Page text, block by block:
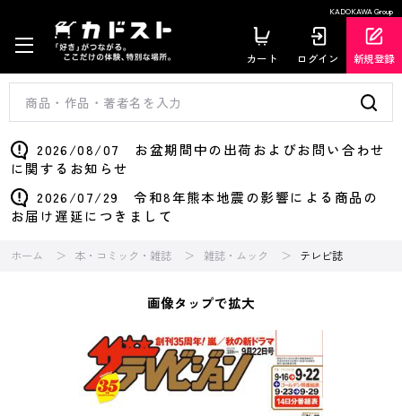
KADOKAWA Group
カート ログイン 新規登録
2026/08/07 お盆期間中の出荷およびお問い合わせ
に関するお知らせ
2026/07/29 令和8年熊本地震の影響による商品の
お届け遅延につきまして
ホーム 本・コミック・雑誌 雑誌・ムック テレビ誌
画像タップで拡大